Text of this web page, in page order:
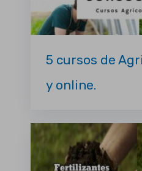
5 cursos de
y online.